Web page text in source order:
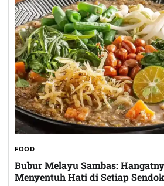
FOOD
Bubur Melayu Sambas:
Menyentuh Hati di Setiap Sendok